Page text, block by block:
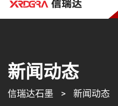
新闻动态
信瑞达石墨 > 新闻动态